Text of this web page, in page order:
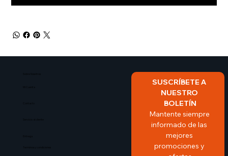
Mi Cuenta
Contacto
Entrega
SUSCRÍBETE A
NUESTRO
BOLETÍN
Mantente siempre
informado de las
mejores
promociones y